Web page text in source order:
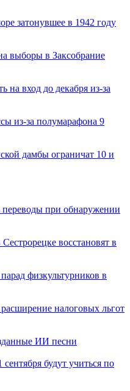
затонувшее в 1942 году
выборы в Заксобрание
на вход до декабря из-за
из-за полумарафона 9
дамбы ограничат 10 и
переводы при обнаружении
восстановят в
физкультурников в
налоговых льгот
ИИ песни
будут учиться по